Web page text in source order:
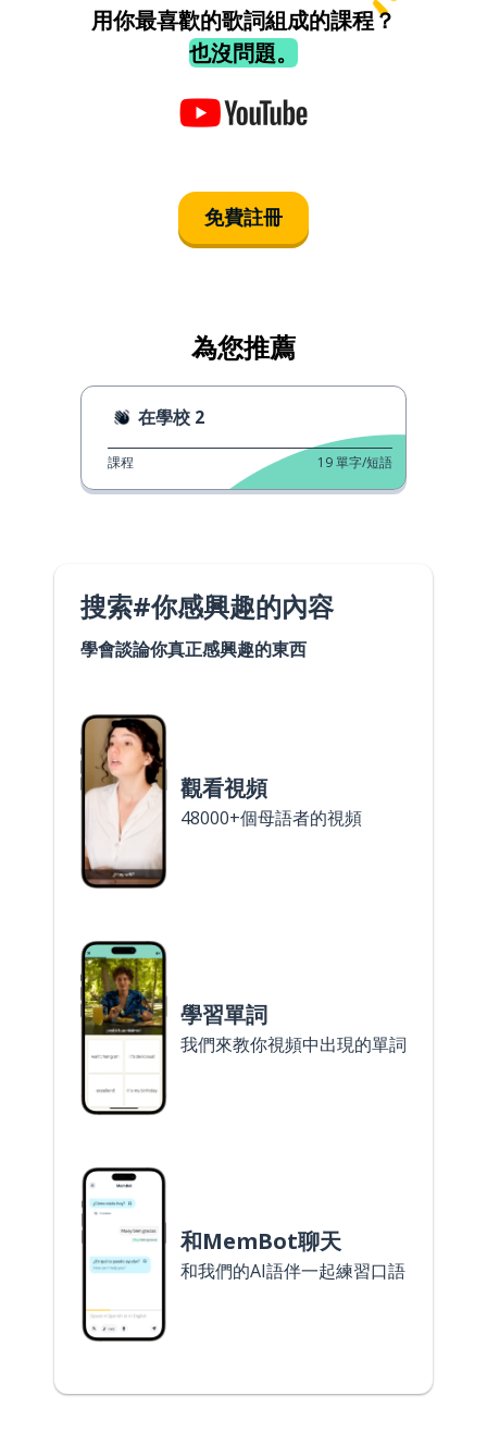
用你最喜歡的歌詞組成的課程？
也沒問題。
免費註冊
為您推薦
在學校 2
課程 19單字/短語
搜索#你感興趣的內容
學會談論你真正感興趣的東西
觀看視頻
48000+個母語者的視頻
學習單詞
我們來教你視頻中出現的單詞
和MemBot聊天
和我們的AI語伴一起練習口語